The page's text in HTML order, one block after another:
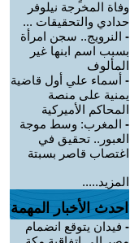
وفاة المخرجة نيلوفر
حدادي والتحقيقات ...
- النرويج.. سجن امرأة
بسبب اسم ابنها غير
المألوف
- أسماء علي أول قاضية
يمنية على منصة
المحاكم الأميركية
- المغرب: وسط موجة
العبور.. تحقيق في
اغتصاب قاصر بسبتة
المزيد.....
احدث الأخبار المهمة
- فيدان يتوقع انضمام